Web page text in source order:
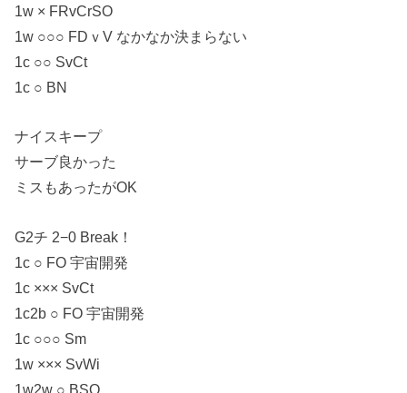
1w × FRvCrSO
1w ○○○ FDｖV なかなか決まらない
1c ○○ SvCt
1c ○ BN
ナイスキープ
サーブ良かった
ミスもあったがOK
G2チ 2−0 Break！
1c ○ FO 宇宙開発
1c ××× SvCt
1c2b ○ FO 宇宙開発
1c ○○○ Sm
1w ××× SvWi
1w2w ○ BSO